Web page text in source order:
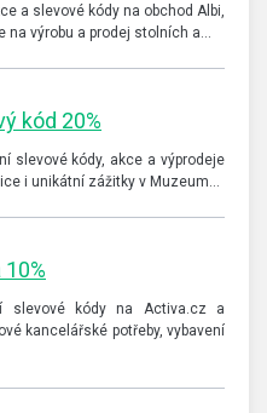
a slevové kódy na obchod Albi,
na výrobu a prodej stolních a…
kód 20%
slevové kódy, akce a výprodeje
i unikátní zážitky v Muzeum…
slevové kódy na Activa.cz a
kancelářské potřeby, vybavení